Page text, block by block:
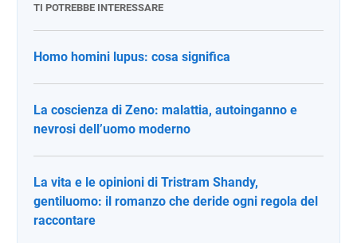
TI POTREBBE INTERESSARE
Homo homini lupus: cosa significa
La coscienza di Zeno: malattia, autoinganno e
nevrosi dell’uomo moderno
La vita e le opinioni di Tristram Shandy,
gentiluomo: il romanzo che deride ogni regola del
raccontare